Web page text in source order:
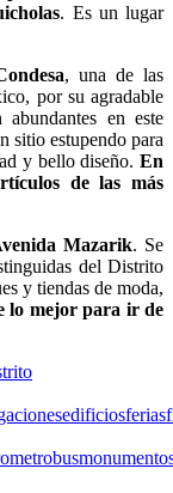
. Es un lugar
, una de las
por su agradable
en este
sitio estupendo para
y bello diseño. En
de las más
Mazarik. Se
del Distrito
y tiendas de moda,
lo mejor para ir de
edificiosferias
metrobus